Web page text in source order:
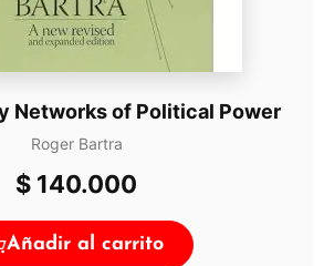
Networks of Political Power
Roger Bartra
$ 140.000
Añadir al carrito